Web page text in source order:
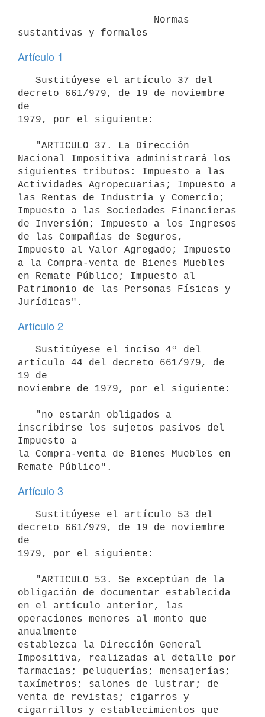
sustantivas y formales
Artículo 1
decreto 661/979, de 19 de noviembre
de
1979, por el siguiente:
Nacional Impositiva administrará los
siguientes tributos: Impuesto a las
Actividades Agropecuarias; Impuesto a
las Rentas de Industria y Comercio;
Impuesto a las Sociedades Financieras
de Inversión; Impuesto a los Ingresos
de las Compañías de Seguros,
Impuesto al Valor Agregado; Impuesto
a la Compra-venta de Bienes Muebles
en Remate Público; Impuesto al
Patrimonio de las Personas Físicas y
Jurídicas".
Artículo 2
artículo 44 del decreto 661/979, de
19 de
noviembre de 1979, por el siguiente:
inscribirse los sujetos pasivos del
Impuesto a
la Compra-venta de Bienes Muebles en
Remate Público".
Artículo 3
decreto 661/979, de 19 de noviembre
de
1979, por el siguiente:
obligación de documentar establecida
en el artículo anterior, las
operaciones menores al monto que
anualmente
establezca la Dirección General
Impositiva, realizadas al detalle por
farmacias; peluquerías; mensajerías;
taxímetros; salones de lustrar; de
venta de revistas; cigarros y
cigarrillos y establecimientos que